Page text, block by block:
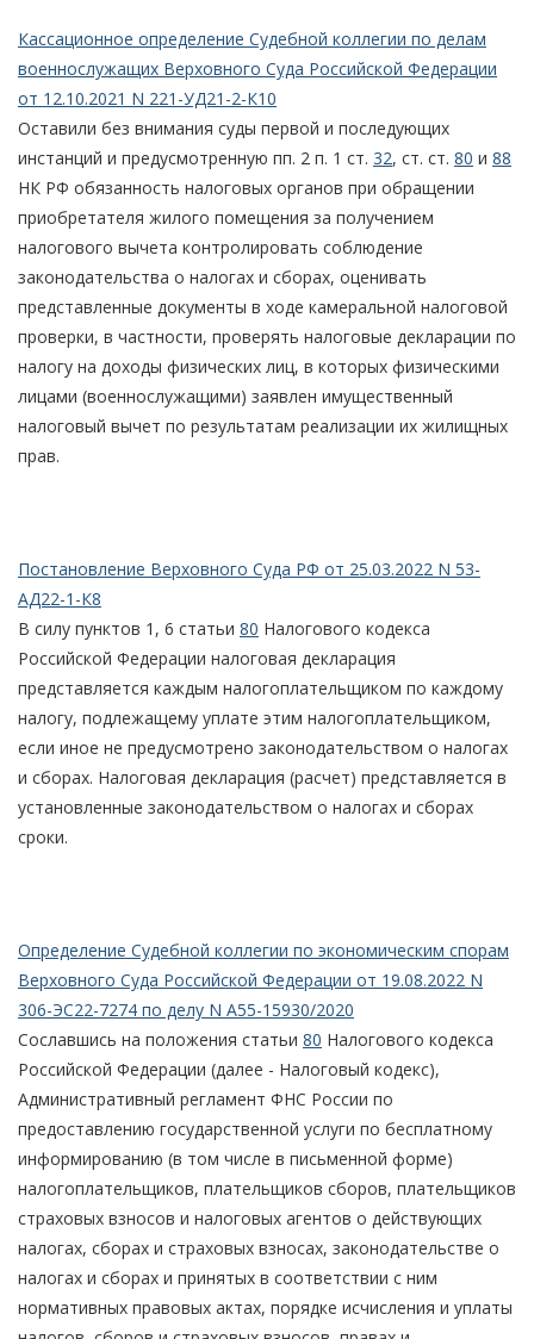
Кассационное определение Судебной коллегии по делам
военнослужащих Верховного Суда Российской Федерации
от 12.10.2021 N 221-УД21-2-К10
Оставили без внимания суды первой и последующих
инстанций и предусмотренную пп. 2 п. 1 ст. 32, ст. ст. 80 и 88
НК РФ обязанность налоговых органов при обращении
приобретателя жилого помещения за получением
налогового вычета контролировать соблюдение
законодательства о налогах и сборах, оценивать
представленные документы в ходе камеральной налоговой
проверки, в частности, проверять налоговые декларации по
налогу на доходы физических лиц, в которых физическими
лицами (военнослужащими) заявлен имущественный
налоговый вычет по результатам реализации их жилищных
прав.
Постановление Верховного Суда РФ от 25.03.2022 N 53-
АД22-1-К8
В силу пунктов 1, 6 статьи 80 Налогового кодекса
Российской Федерации налоговая декларация
представляется каждым налогоплательщиком по каждому
налогу, подлежащему уплате этим налогоплательщиком,
если иное не предусмотрено законодательством о налогах
и сборах. Налоговая декларация (расчет) представляется в
установленные законодательством о налогах и сборах
сроки.
Определение Судебной коллегии по экономическим спорам
Верховного Суда Российской Федерации от 19.08.2022 N
306-ЭС22-7274 по делу N А55-15930/2020
Сославшись на положения статьи 80 Налогового кодекса
Российской Федерации (далее - Налоговый кодекс),
Административный регламент ФНС России по
предоставлению государственной услуги по бесплатному
информированию (в том числе в письменной форме)
налогоплательщиков, плательщиков сборов, плательщиков
страховых взносов и налоговых агентов о действующих
налогах, сборах и страховых взносах, законодательстве о
налогах и сборах и принятых в соответствии с ним
нормативных правовых актах, порядке исчисления и уплаты